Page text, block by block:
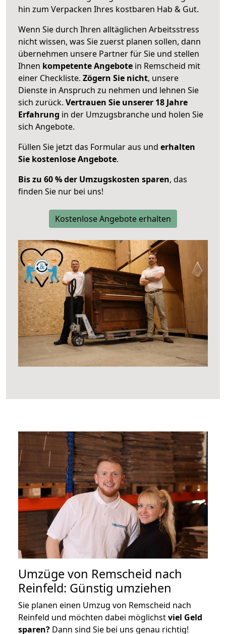
hin zum Verpacken Ihres kostbaren Hab & Gut.
Wenn Sie durch Ihren alltäglichen Arbeitsstress
nicht wissen, was Sie zuerst planen sollen, dann
übernehmen unsere Partner für Sie und stellen
Ihnen kompetente Angebote in Remscheid mit
einer Checkliste. Zögern Sie nicht, unsere
Dienste in Anspruch zu nehmen und lehnen Sie
sich zurück. Vertrauen Sie unserer 18 Jahre
Erfahrung in der Umzugsbranche und holen Sie
sich Angebote.
Füllen Sie jetzt das Formular aus und erhalten
Sie kostenlose Angebote.
Bis zu 60 % der Umzugskosten sparen, das
finden Sie nur bei uns!
Kostenlose Angebote erhalten
Umzüge von Remscheid nach
Reinfeld: Günstig umziehen
Sie planen einen Umzug von Remscheid nach
Reinfeld und möchten dabei möglichstviel Geld
sparen? Dann sind Sie bei uns genau richtig!